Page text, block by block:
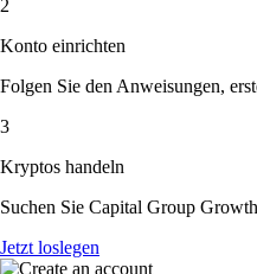
2
Konto einrichten
Folgen Sie den Anweisungen,
3
Kryptos handeln
Suchen Sie Capital Group
Jetzt loslegen